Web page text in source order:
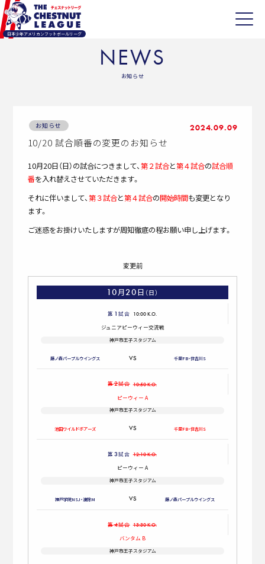
日本少年アメリカンフットボールリーグ
NEWS
お知らせ
お知らせ 2024.09.09
10/20 試合順番の変更のお知らせ
10月20日（日）の試合につきまして、第２試合と第４試合の試合順
番を入れ替えさせていただきます。
それに伴いまして、第３試合と第４試合の開始時間も変更となり
ます。
ご迷惑をお掛けいたしますが周知徹底の程お願い申し上げます。
変更前
10月20日 （日）
第 1 試合 10:00 K.O.
ジュニアピーウィー交流戦
神戸市王子スタジアム
藤ノ森パープルウイングス 千里FB・住吉川S
第2試合 10:50 K.O.
ピーウィー A
神戸市王子スタジアム
池田ワイルドボアーズ 千里FB・住吉川S
第3試合 12:10 K.O.
ピーウィー A
神戸市王子スタジアム
神戸学院NSJ・波除M 藤ノ森パープルウイングス
第4試合 13:30 K.O.
バンタム B
神戸市王子スタジアム